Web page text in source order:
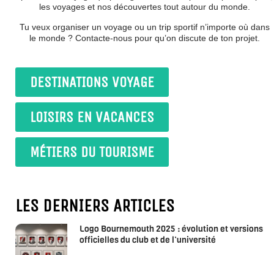
les voyages et nos découvertes tout autour du monde.
Tu veux organiser un voyage ou un trip sportif n’importe où dans
le monde ? Contacte-nous pour qu’on discute de ton projet.
DESTINATIONS VOYAGE
LOISIRS EN VACANCES
MÉTIERS DU TOURISME
LES DERNIERS ARTICLES
Logo Bournemouth 2025 : évolution et versions
officielles du club et de l’université